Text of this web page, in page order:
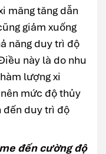
măng tăng dẫn
giảm xuống
năng duy trì độ
này là do nhu
lượng xi
mức độ thủy
đến duy trì độ
đến cường độ